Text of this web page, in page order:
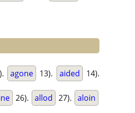
agone 13). aided 14).
26). allod 27). aloin